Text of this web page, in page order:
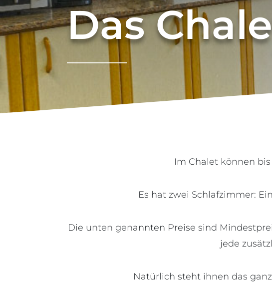
Das
Im Chalet können
Es hat zwei Schlafzimmer:
Die unten genannten Preise sind
jede
Natürlich steht ihnen das